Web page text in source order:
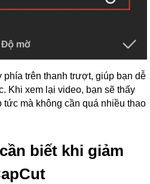
phía trên thanh trượt, giúp bạn dễ
Khi xem lại video, bạn sẽ thấy
mà không cần quá nhiều thao
biết khi giảm